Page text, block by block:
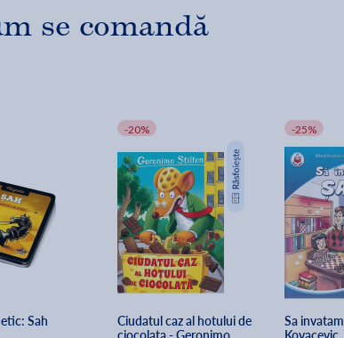
se comandă
Sah
-20%
Ciudatul caz al hotului de
-25%
Sa